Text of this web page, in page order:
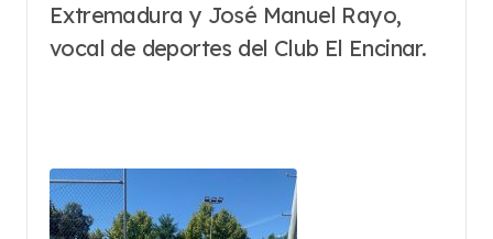
Extremadura y José Manuel Rayo,
vocal de deportes del Club El Encinar.